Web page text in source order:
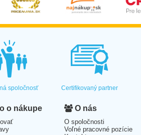
spoločnosť Certifikovaný partner
o nákupe O nás
O spoločnosti
Voľné pracovné pozície